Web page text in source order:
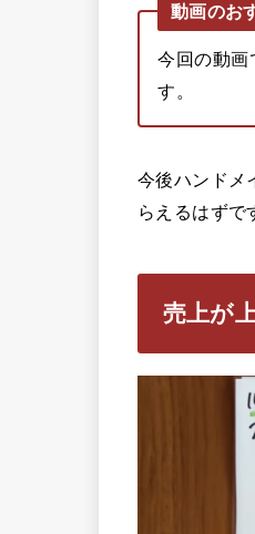
動画のお
今回の動画
す。
今後ハンドメ
らえるはずで
売上が